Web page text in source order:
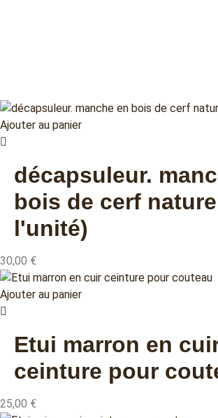
Ajouter au panier
décapsuleur.
bois de cerf
l'unité)
30,00 €
Ajouter au panier
Etui marron en
ceinture pour
25,00 €